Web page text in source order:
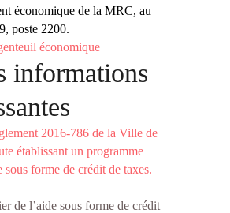
économique de la MRC, au
poste 2200.
économique
informations
2016-786 de la Ville de
établissant un programme
sous forme de crédit de taxes.
de l’aide sous forme de crédit